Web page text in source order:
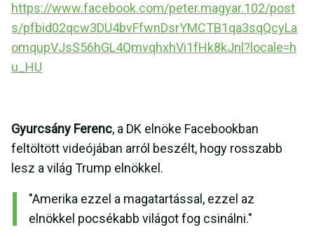
https://www.facebook.com/peter.magyar.102/post
s/pfbid02qcw3DU4bvFfwnDsrYMCTB1qa3sqQcyLa
omqupVJsS56hGL4QmvqhxhVi1fHk8kJnl?locale=h
u_HU
Gyurcsány Ferenc, a DK elnöke Facebookban
feltöltött videójában arról beszélt, hogy rosszabb
lesz a világ Trump elnökkel.
"Amerika ezzel a magatartással, ezzel az
elnökkel pocsékabb világot fog csinálni."